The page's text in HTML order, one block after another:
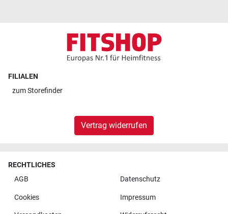
FILIALEN
zumStorefinder
Vertrag widerrufen
RECHTLICHES
AGB
Datenschutz
Cookies Impressum